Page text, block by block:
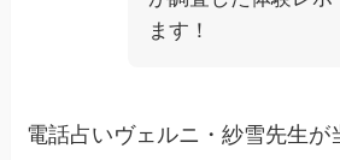
ます！
電話占いヴェルニ・紗雪先生が